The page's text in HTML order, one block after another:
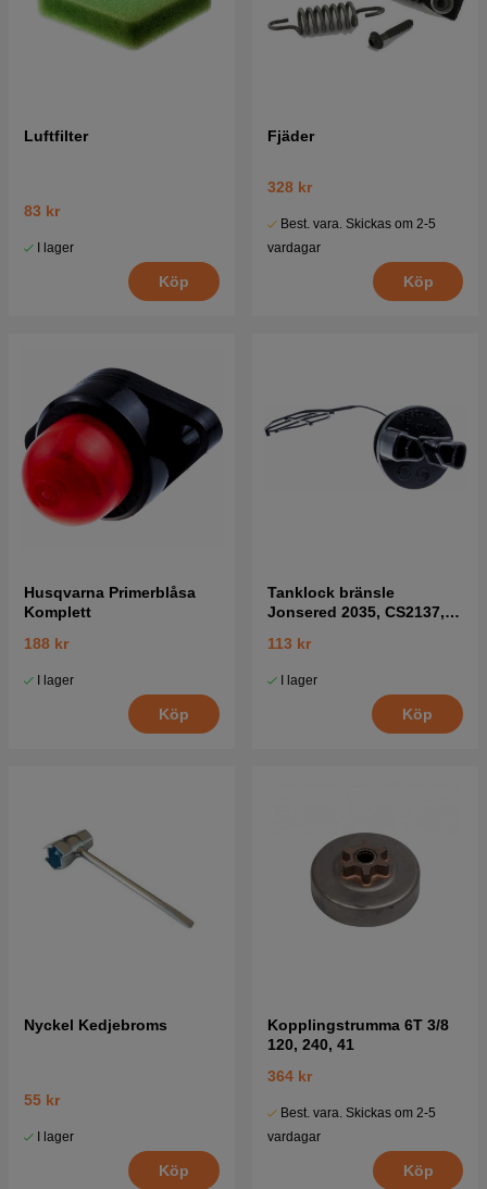
Luftfilter
83 kr
I lager
Köp
Fjäder
328 kr
Best. vara. Skickas om 2-5
vardagar
Köp
Husqvarna Primerblåsa
Komplett
188 kr
I lager
Köp
Tanklock bränsle
Jonsered 2035, CS2137,
113 kr
I lager
Köp
Nyckel Kedjebroms
55 kr
I lager
Köp
Kopplingstrumma 6T 3/8
120, 240, 41
364 kr
Best. vara. Skickas om 2-5
vardagar
Köp